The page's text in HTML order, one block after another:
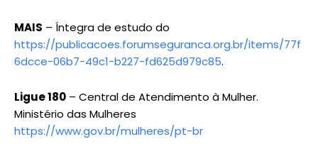
MAIS – Íntegra de estudo do
https://publicacoes.forumseguranca.org.br/items/77f
6dcce-06b7-49c1-b227-fd625d979c85.
Ligue 180 – Central de Atendimento à Mulher.
Ministério das Mulheres
https://www.gov.br/mulheres/pt-br